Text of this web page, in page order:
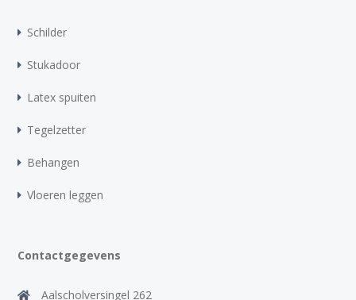
Schilder
Stukadoor
Latex spuiten
Tegelzetter
Behangen
Vloeren leggen
Contactgegevens
Aalscholversingel 262